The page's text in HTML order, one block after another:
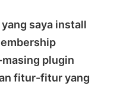
saya install
plugin
fitur-fitur yang